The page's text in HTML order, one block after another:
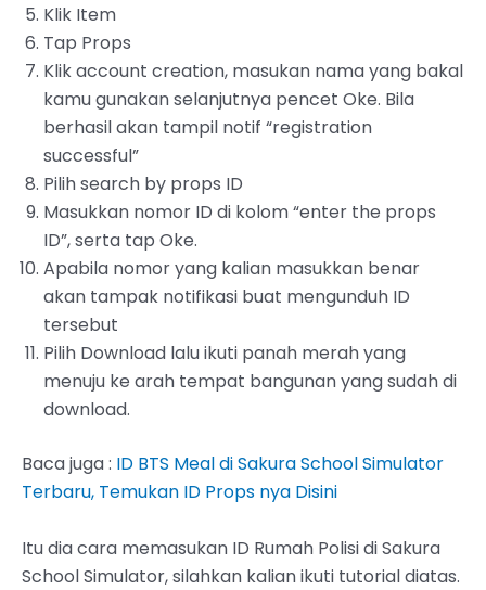
Klik Item
Tap Props
‌Klik account creation, masukan nama yang bakal
kamu gunakan selanjutnya pencet Oke. Bila
berhasil akan tampil notif “registration
successful”
‌Pilih search by props ID
‌Masukkan nomor ID di kolom “enter the props
ID”, serta tap Oke.
Apabila nomor yang kalian masukkan benar
akan tampak notifikasi buat mengunduh ID
tersebut
Pilih Download lalu ikuti panah merah yang
menuju ke arah tempat bangunan yang sudah di
download.
Baca juga : ID BTS Meal di Sakura School Simulator
Terbaru, Temukan ID Props nya Disini
Itu dia cara memasukan ID Rumah Polisi di Sakura
School Simulator, silahkan kalian ikuti tutorial diatas.